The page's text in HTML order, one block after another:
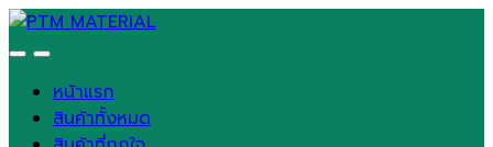
Skip
to
Skip
to
หน้าแรก
สินค้าทั้งหมด